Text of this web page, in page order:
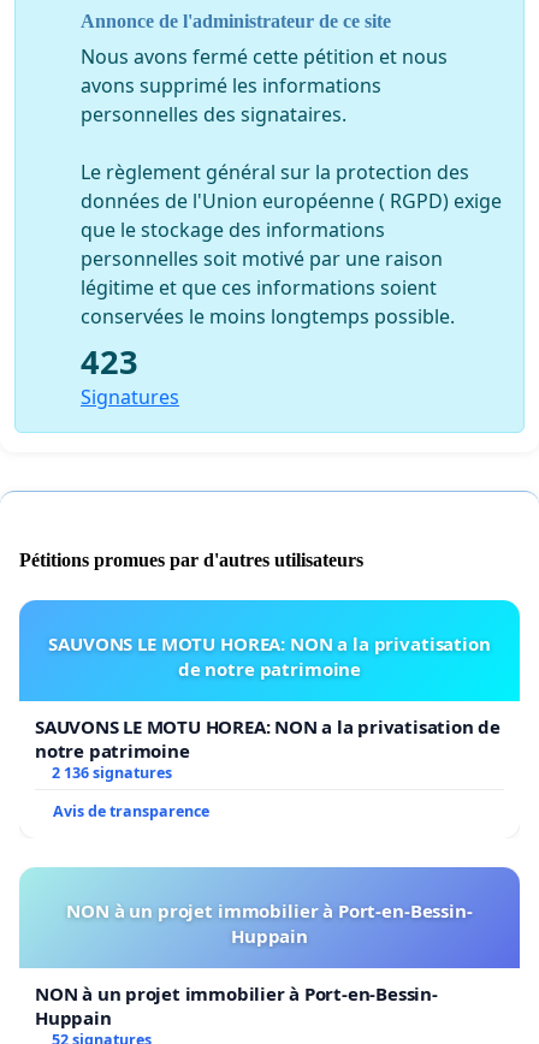
Annonce de l'administrateur de ce site
Nous avons fermé cette pétition et nous
avons supprimé les informations
personnelles des signataires.
Le règlement général sur la protection des
données de l'Union européenne ( RGPD) exige
que le stockage des informations
personnelles soit motivé par une raison
légitime et que ces informations soient
conservées le moins longtemps possible.
423
Signatures
Pétitions promues par d'autres utilisateurs
SAUVONS LE MOTU HOREA: NON a la privatisation
de notre patrimoine
SAUVONS LE MOTU HOREA: NON a la privatisation de
notre patrimoine
2 136 signatures
Avis de transparence
NON à un projet immobilier à Port-en-Bessin-
Huppain
NON à un projet immobilier à Port-en-Bessin-
Huppain
52 signatures